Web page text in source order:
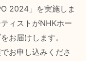
2024」を実施しま
ィストがNHKホー
お届けします。
お申し込みくださ